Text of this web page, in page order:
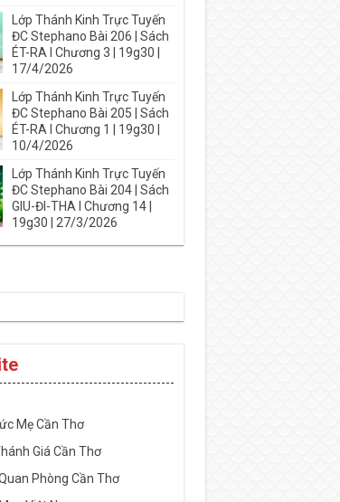
Lớp Thánh Kinh Trực Tuyến
ĐC Stephano Bài 206 | Sách
ÉT-RA I Chương 3 | 19g30 |
17/4/2026
Lớp Thánh Kinh Trực Tuyến
ĐC Stephano Bài 205 | Sách
ÉT-RA I Chương 1 | 19g30 |
10/4/2026
Lớp Thánh Kinh Trực Tuyến
ĐC Stephano Bài 204 | Sách
GIU-ĐI-THA I Chương 14 |
19g30 | 27/3/2026
Mẹ Cần Thơ
Giá Cần Thơ
Phòng Cần Thơ